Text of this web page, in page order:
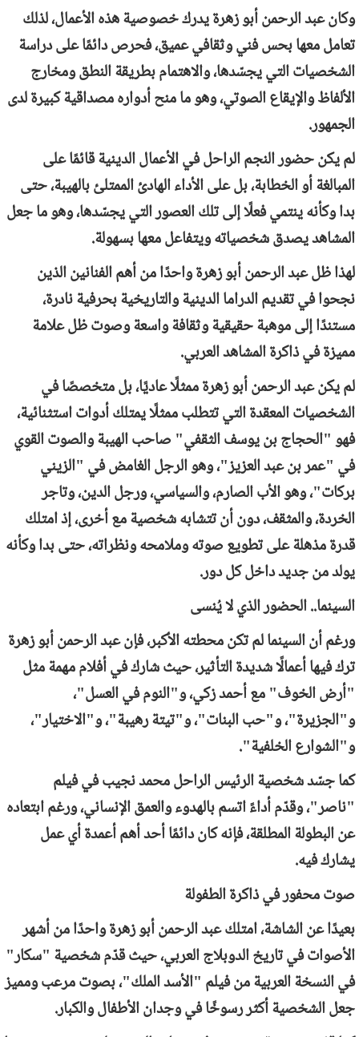
وكان عبد الرحمن أبو زهرة يدرك خصوصية هذه الأعمال، لذلك
تعامل معها بحس فني وثقافي عميق، فحرص دائمًا على دراسة
الشخصيات التي يجسّدها، والاهتمام بطريقة النطق ومخارج
الألفاظ والإيقاع الصوتي، وهو ما منح أدواره مصداقية كبيرة لدى
الجمهور.
لم يكن حضور النجم الراحل في الأعمال الدينية قائمًا على
المبالغة أو الخطابة، بل على الأداء الهادئ الممتلئ بالهيبة، حتى
بدا وكأنه ينتمي فعلًا إلى تلك العصور التي يجسّدها، وهو ما جعل
المشاهد يصدق شخصياته ويتفاعل معها بسهولة.
لهذا ظل عبد الرحمن أبو زهرة واحدًا من أهم الفنانين الذين
نجحوا في تقديم الدراما الدينية والتاريخية بحرفية نادرة،
مستندًا إلى موهبة حقيقية وثقافة واسعة وصوت ظل علامة
مميزة في ذاكرة المشاهد العربي.
لم يكن عبد الرحمن أبو زهرة ممثلًا عاديًا، بل متخصصًا في
الشخصيات المعقدة التي تتطلب ممثلًا يمتلك أدوات استثنائية،
فهو "الحجاج بن يوسف الثقفي" صاحب الهيبة والصوت القوي
في "عمر بن عبد العزيز"، وهو الرجل الغامض في "الزيني
بركات"، وهو الأب الصارم، والسياسي، ورجل الدين، وتاجر
الخردة، والمثقف، دون أن تتشابه شخصية مع أخرى، إذ امتلك
قدرة مذهلة على تطويع صوته وملامحه ونظراته، حتى بدا وكأنه
يولد من جديد داخل كل دور.
السينما.. الحضور الذي لا يُنسى
ورغم أن السينما لم تكن محطته الأكبر، فإن عبد الرحمن أبو زهرة
ترك فيها أعمالًا شديدة التأثير، حيث شارك في أفلام مهمة مثل
"أرض الخوف" مع أحمد زكي، و"النوم في العسل"،
و"الجزيرة"، و"حب البنات"، و"تيتة رهيبة"، و"الاختيار"،
و"الشوارع الخلفية".
كما جسّد شخصية الرئيس الراحل محمد نجيب في فيلم
"ناصر"، وقدّم أداءً اتسم بالهدوء والعمق الإنساني، ورغم ابتعاده
عن البطولة المطلقة، فإنه كان دائمًا أحد أهم أعمدة أي عمل
يشارك فيه.
صوت محفور في ذاكرة الطفولة
بعيدًا عن الشاشة، امتلك عبد الرحمن أبو زهرة واحدًا من أشهر
الأصوات في تاريخ الدوبلاج العربي، حيث قدّم شخصية "سكار"
في النسخة العربية من فيلم "الأسد الملك"، بصوت مرعب ومميز
جعل الشخصية أكثر رسوخًا في وجدان الأطفال والكبار.